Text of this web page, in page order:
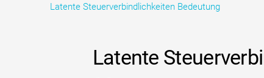
Latente Steuerverbindlichkeiten Bedeutung
Latente